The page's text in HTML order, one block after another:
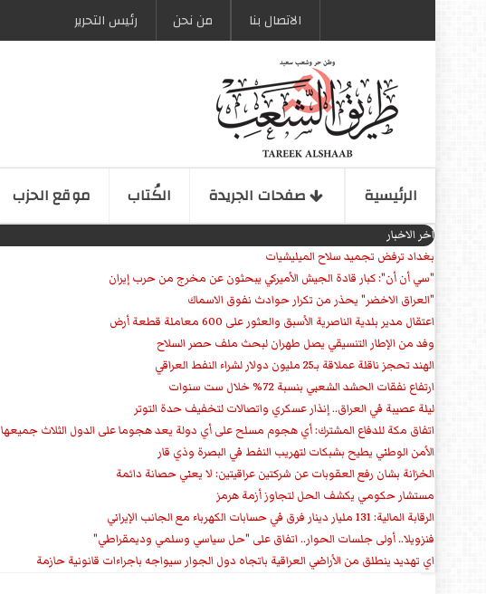
الاتصال بنا من نحن رئیس التحریر
الرئیسیة صفحات الجریدة الكُتاب موقع الحزب
اخر الاخبار
بغداد ترفض تجميد سلاح الميليشيات
"سي أن أن": كبار قادة الجيش الأميركي يبحثون عن مخرج من حرب إيران
"العراق الاخضر" يحذر من تكرار حوادث نفوق الاسماك
اعتقال مدير بلدية الناصرية الأسبق والعثور على 600 معاملة قطعة أرض
وفد من الإطار التنسيقي يصل طهران لبحث ملف حصر السلاح
الهند تحجز ناقلة عملاقة بـ25 مليون دولار لشراء النفط العراقي
ارتفاع نفقات الحشد الشعبي بنسبة 72% خلال ست سنوات
ليلة عصيبة في العراق.. إنذار عسكري واتصالات لتخفيف حدة التوتر
‏اتفاق مكة للدفاع المشترك: أي هجوم مسلح على أي دولة يعد هجوما على الدول الثلاث جميعها
الأمن الوطني يطيح بشبكات لتهريب النفط في البصرة وذي قار
الخزانة بشان رفع العقوبات عن شركتين عراقيتين: لا يعني حصانة دائمة
مستشار حكومي يكشف الحل لتجاوز أزمة هرمز
الرقابة المالية: 131 مليار دينار فرق في حسابات الكهرباء مع الجانب الإيراني
فنزويلا.. أولى جلسات الحوار.. اتفاق على "حل سياسي وسلمي وديمقراطي"
اي تهديد ينطلق من الأراضي العراقية باتجاه دول الجوار سيواجه باجراءات قانونية حازمة